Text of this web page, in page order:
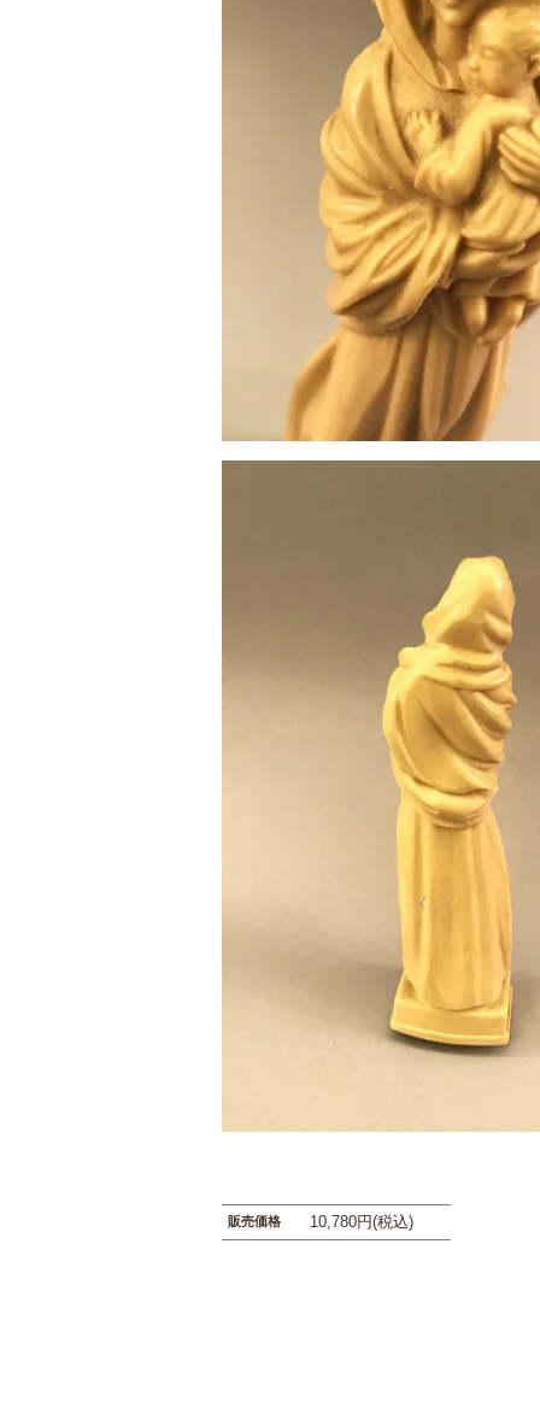
販売価格 10,780円(税込)